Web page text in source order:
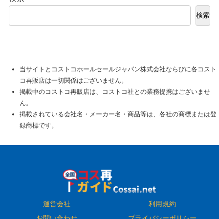
検索
当サイトとコストコホールセールジャパン株式会社ならびに各コスト
コ再販店は一切関係はございません。
掲載中のコストコ再販店は、コストコ社との業務提携はございませ
ん。
掲載されている会社名・メーカー名・商品等は、各社の商標または登
録商標です。
運営会社
利用規約